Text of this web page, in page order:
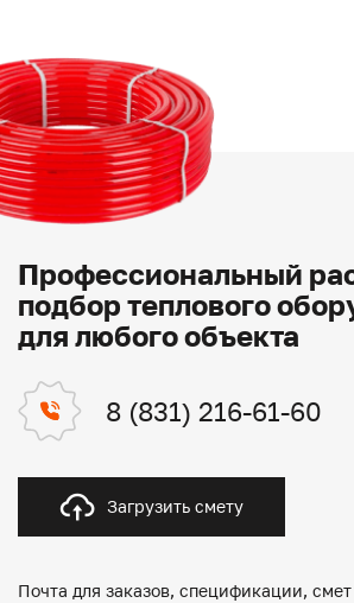
Профессиональный
подбор теплового
для любого объекта
8 (831) 216-61-60
Загрузить смету
Почта для заказов, спецификации,